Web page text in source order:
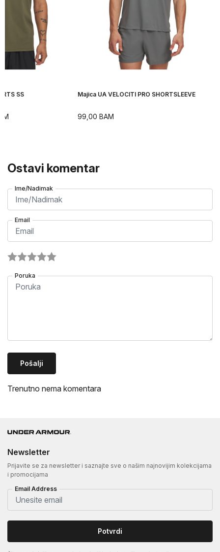
SS Majica UA VELOCITI PRO SHORTSLEEVE
99,00 BAM
Ostavi komentar
Ime/Nadimak
Email
Poruka
Pošalji
Trenutno nema komentara
Newsletter
Prijavite se za newsletter i saznajte sve o našim najnovijim kolekcijama
i promocijama
Email Address
Potvrdi